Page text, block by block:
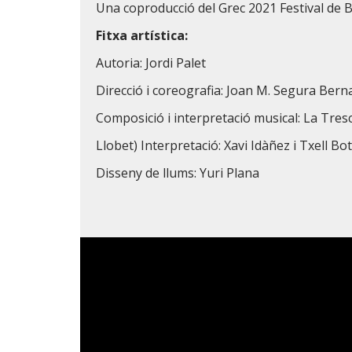
Una coproducció del Grec 2021 Festival de
Fitxa artística:
Autoria: Jordi Palet
Direcció i coreografia: Joan M. Segura
Composició i interpretació musical: La
Llobet) Interpretació: Xavi Idàñez i Txell
Disseny de llums: Yuri Plana